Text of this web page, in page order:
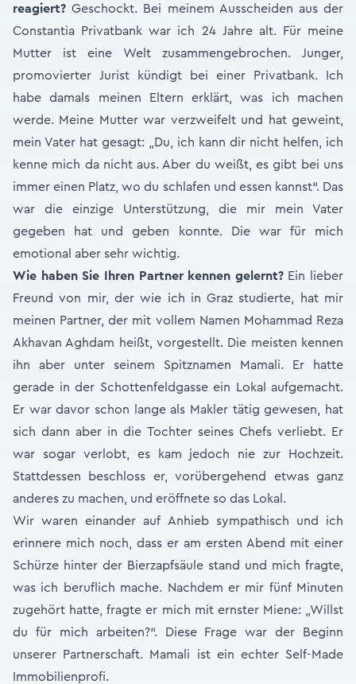
reagiert? Geschockt. Bei meinem Ausscheiden aus der
Constantia Privatbank war ich 24 Jahre alt. Für meine
Mutter ist eine Welt zusammengebrochen. Junger,
promovierter Jurist kündigt bei einer Privatbank. Ich
habe damals meinen Eltern erklärt, was ich machen
werde. Meine Mutter war verzweifelt und hat geweint,
mein Vater hat gesagt: „Du, ich kann dir nicht helfen, ich
kenne mich da nicht aus. Aber du weißt, es gibt bei uns
immer einen Platz, wo du schlafen und essen kannst“. Das
war die einzige Unterstützung, die mir mein Vater
gegeben hat und geben konnte. Die war für mich
emotional aber sehr wichtig.
Wie haben Sie Ihren Partner kennen gelernt?Ein lieber
Freund von mir, der wie ich in Graz studierte, hat mir
meinen Partner, der mit vollem Namen Mohammad Reza
Akhavan Aghdam heißt, vorgestellt. Die meisten kennen
ihn aber unter seinem Spitznamen Mamali. Er hatte
gerade in der Schottenfeldgasse ein Lokal aufgemacht.
Er war davor schon lange als Makler tätig gewesen, hat
sich dann aber in die Tochter seines Chefs verliebt. Er
war sogar verlobt, es kam jedoch nie zur Hochzeit.
Stattdessen beschloss er, vorübergehend etwas ganz
anderes zu machen, und eröffnete so das Lokal.
Wir waren einander auf Anhieb sympathisch und ich
erinnere mich noch, dass er am ersten Abend mit einer
Schürze hinter der Bierzapfsäule stand und mich fragte,
was ich beruflich mache. Nachdem er mir fünf Minuten
zugehört hatte, fragte er mich mit ernster Miene: „Willst
du für mich arbeiten?“. Diese Frage war der Beginn
unserer Partnerschaft. Mamali ist ein echter Self-Made
Immobilienprofi.